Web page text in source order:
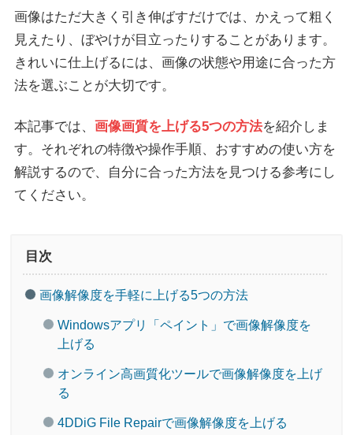
画像はただ大きく引き伸ばすだけでは、かえって粗く
見えたり、ぼやけが目立ったりすることがあります。
きれいに仕上げるには、画像の状態や用途に合った方
法を選ぶことが大切です。
本記事では、 画像画質を上げる5つの方法を紹介しま
す。それぞれの特徴や操作手順、おすすめの使い方を
解説するので、自分に合った方法を見つける参考にし
てください。
目次
画像解像度を手軽に上げる5つの方法
Windowsアプリ「ペイント」で画像解像度を
上げる
オンライン高画質化ツールで画像解像度を上げ
る
4DDiG File Repairで画像解像度を上げる